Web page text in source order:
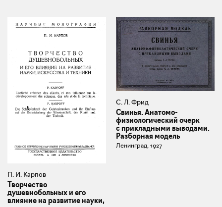
П. И. Карпов
Творчество
душевнобольных и его
влияние на развитие науки,
С. Л. Фрид
Свинья. Анатомо-
физиологический очерк
с прикладными выводами.
Разборная модель
Ленинград, 1927